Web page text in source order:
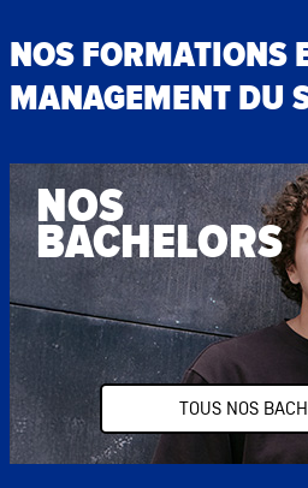
NOS FORMATIONS
MANAGEMENT DU
NOS
BACHELORS
TOUS NOS